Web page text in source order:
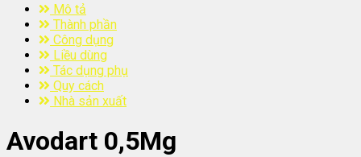
Mô tả
Thành phần
Công dụng
Liều dùng
Tác dụng phụ
Quy cách
Nhà sản xuất
Avodart 0,5Mg